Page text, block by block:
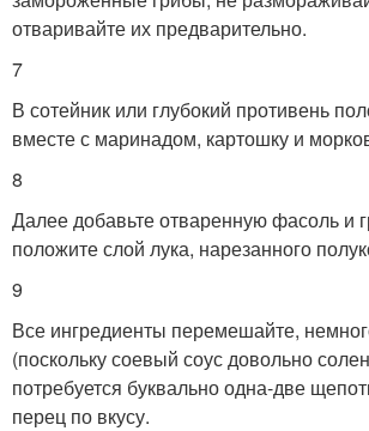
отваривайте их предварительно.
7
В сотейник или глубокий противень
вместе с маринадом, картошку и
8
Далее добавьте отваренную фасоль и
положите слой лука, нарезанного
9
Все ингредиенты перемешайте,
(поскольку соевый соус довольно
потребуется буквально одна-две
перец по вкусу.